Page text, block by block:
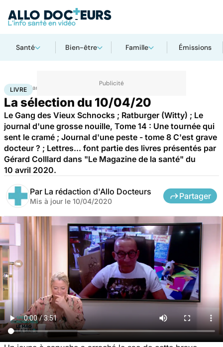
Santé Bien-être Famille Émissions
Accueil Santé
LIVRE
La sélection du 10/04/20
Le Gang des Vieux Schnocks ; Ratburger (Witty) ; Le
journal d'une grosse nouille, Tome 14 : Une tournée qui
sent le cramé ; Journal d'une peste - tome 8 C'est grave
docteur ? ; Lettres... font partie des livres présentés par
Gérard Colllard dans "Le Magazine de la santé" du
10 avril 2020.
Par La rédaction d'Allo Docteurs
Mis à jour le 10/04/2020
Partager